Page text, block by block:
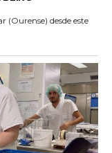
(Ourense) desde este